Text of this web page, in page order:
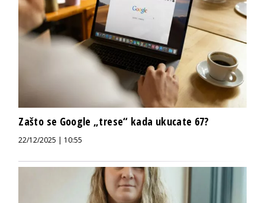
Zašto se Google „trese“ kada ukucate 67?
22/12/2025 | 10:55